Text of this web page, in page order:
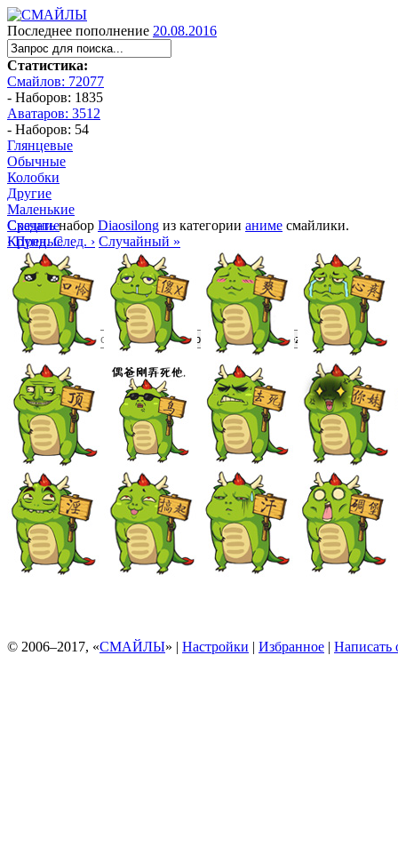
Последнее пополнение 20.08.2016
Статистика:
Смайлов: 72077
- Наборов: 1835
Аватаров: 3512
- Наборов: 54
Глянцевые
Обычные
Колобки
Другие
Маленькие
Средние
Крупные
Большие
Манга
Аниме
Трёхмерные
Алфавитные
ubb bb html ezd url
Скачатьнабор Diaosilong из категории аниме смайлики.
‹ Пред. След. › Случайный »
© 2006–2017, «СМАЙЛЫ» | Настройки | Избранное | Написать